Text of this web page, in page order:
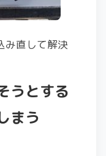
み直して解決
うとする
まう